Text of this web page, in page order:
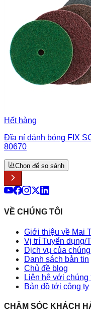
Hết hàng
Đĩa nỉ đánh bóng FIX
80670
Chọn để so sánh
VỀ CHÚNG TÔI
Giới thiệu về Mai
Vị trí Tuyển dụng/
Dịch vụ của
Danh sách bản tin
Chủ đề blog
Liên hệ với chúng
Bản đồ tới công ty
CHĂM SÓC KHÁCH